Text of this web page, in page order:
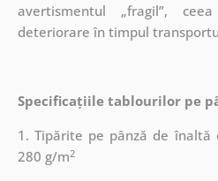
avertismentul „fragil”,
deteriorare în timpul
Specificațiile tablourilor pe
1. Tipărite pe pânză de
280 g/m2